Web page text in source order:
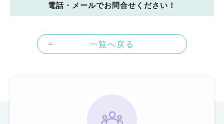
電話・メールでお問合せください！
一覧へ戻る